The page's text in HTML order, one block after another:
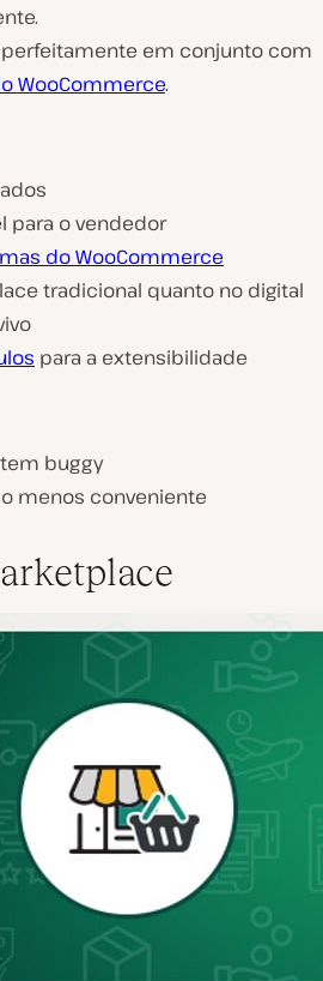
perfeitamente em conjunto com
WooCommerce.
para o vendedor
do WooCommerce
tradicional quanto no digital
para a extensibilidade
buggy
menos conveniente